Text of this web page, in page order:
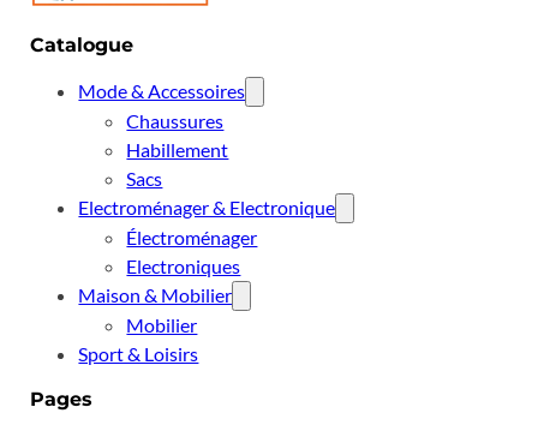
Catalogue
Mode & Accessoires
Chaussures
Habillement
Sacs
Electroménager & Electronique
Électroménager
Electroniques
Maison & Mobilier
Mobilier
Sport & Loisirs
Pages